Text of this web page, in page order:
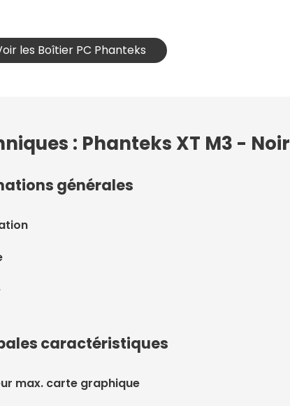
les Boîtier PC Phanteks
: Phanteks XT M3 - Noir
générales
caractéristiques
max. carte graphique